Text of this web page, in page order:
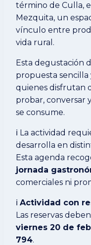
término de Culla,
Mezquita, un
vínculo entre
vida rural.
Esta degustación
propuesta sencilla
quienes disfrutan
probar, conversar
se consume.
ℹ️ La actividad
desarrolla en
Esta agenda
jornada
comerciales ni
ℹ️ Actividad con
Las reservas
viernes 20 de
794.